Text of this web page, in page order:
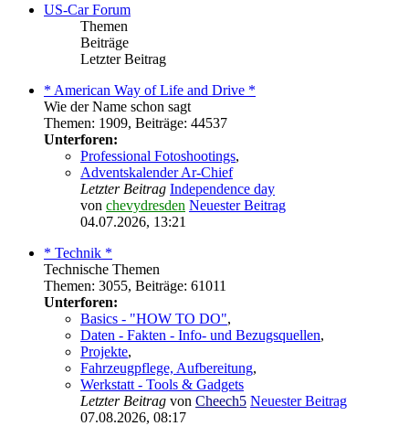
US-Car Forum
Themen
Beiträge
Letzter Beitrag
* American Way of Life and Drive *
Wie der Name schon sagt
Themen: 1909, Beiträge: 44537
Unterforen:
Professional Fotoshootings,
Adventskalender Ar-Chief
Letzter Beitrag Independence day
von chevydresden Neuester Beitrag
04.07.2026, 13:21
* Technik *
Technische Themen
Themen: 3055, Beiträge: 61011
Unterforen:
Basics - "HOW TO DO",
Daten - Fakten - Info- und Bezugsquellen,
Projekte,
Fahrzeugpflege, Aufbereitung,
Werkstatt - Tools & Gadgets
Letzter Beitrag von Cheech5 Neuester Beitrag
07.08.2026, 08:17